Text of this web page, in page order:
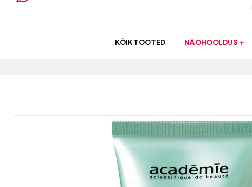
KÕIK TOOTED NÄOHOOLDUS